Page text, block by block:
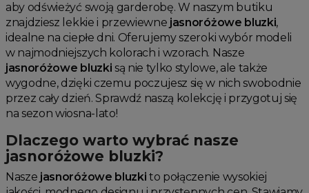
aby odświeżyć swoją garderobę. W naszym butiku
znajdziesz lekkie i przewiewne jasnoróżowe bluzki,
idealne na ciepłe dni. Oferujemy szeroki wybór modeli
w najmodniejszych kolorach i wzorach. Nasze
jasnoróżowe bluzki są nie tylko stylowe, ale także
wygodne, dzięki czemu poczujesz się w nich swobodnie
przez cały dzień. Sprawdź naszą kolekcję i przygotuj się
na sezon wiosna-lato!
Dlaczego warto wybrać nasze
jasnoróżowe bluzki?
Nasze jasnoróżowe bluzki to połączenie wysokiej